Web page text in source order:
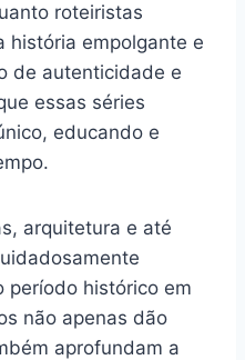
roteiristas
história empolgante e
de autenticidade e
essas séries
educando e
arquitetura e até
período histórico em
não apenas dão
aprofundam a